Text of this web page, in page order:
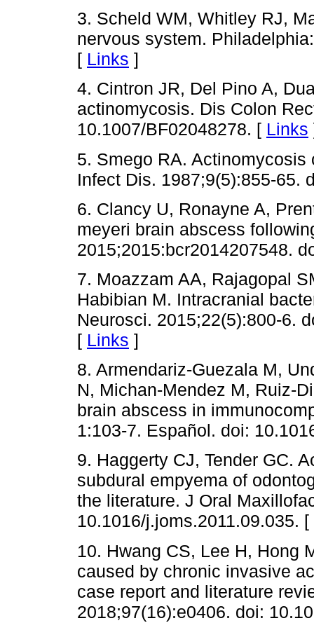
3. Scheld WM, Whitley RJ,
nervous system.
[ Links ]
4. Cintron JR, Del Pino A,
actinomycosis. Dis Colon
10.1007/BF02048278. [ Links
5. Smego RA.
Infect Dis. 1987;9(5):855-65.
6. Clancy U, Ronayne A,
meyeri brain abscess
2015;2015:bcr2014207548.
7. Moazzam AA, Rajagopal
Habibian M. Intracranial
Neurosci. 2015;22(5):800-6.
[ Links ]
8. Armendariz-Guezala M,
N, Michan-Mendez M, Ruiz-
brain abscess in
1:103-7. Español. doi:
9. Haggerty CJ, Tender GC.
subdural empyema of
the literature. J Oral
10.1016/j.joms.2011.09.035. [
10. Hwang CS, Lee H, Hong
caused by chronic invasive
case report and literature
2018;97(16):e0406. doi: